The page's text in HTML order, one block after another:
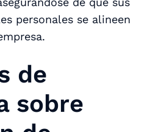
personales se alineen
de
sobre